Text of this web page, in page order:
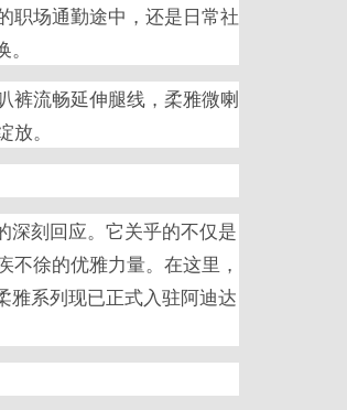
职场通勤途中，还是日常社
裤流畅延伸腿线，柔雅微喇
。
深刻回应。它关乎的不仅是
徐的优雅力量。在这里，
雅系列现已正式入驻阿迪达